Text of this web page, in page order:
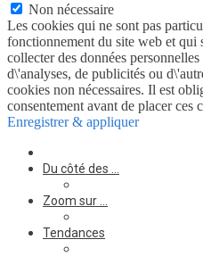
Non nécessaire
Les cookies qui ne sont pas
fonctionnement du site web et qui
collecter des données
d\'analyses, de publicités ou
cookies non nécessaires. Il est
consentement avant de placer ces
Enregistrer & appliquer
Du côté des …
Zoom sur …
Tendances